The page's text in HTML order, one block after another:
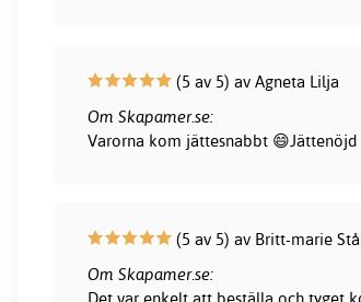
(5 av 5) av Agneta Lilja
Om Skapamer.se:
Varorna kom jättesnabbt 😄Jättenöjd
(5 av 5) av Britt-marie
Om Skapamer.se: